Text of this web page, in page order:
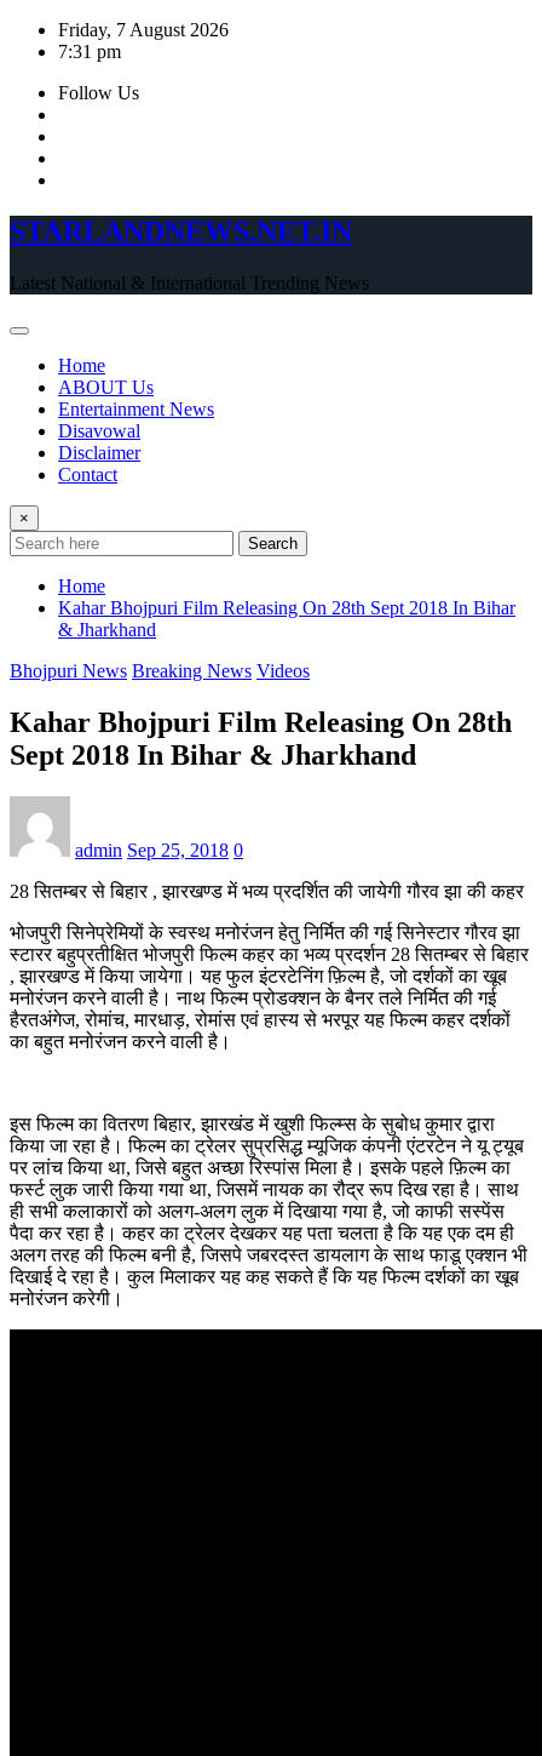
Skip
Friday, 7 August 2026
7:31 pm
Follow Us
STARLANDNEWS.NET.IN
Latest National & International Trending News
Home
ABOUT Us
Entertainment News
Disavowal
Disclaimer
Contact
×
Search
Home
Kahar Bhojpuri Film Releasing On 28th Sept 2018 In Bihar
& Jharkhand
Bhojpuri News Breaking News Videos
Kahar Bhojpuri Film Releasing On 28th
Sept 2018 In Bihar & Jharkhand
admin Sep 25, 2018 0
28 सितम्बर से बिहार , झारखण्ड में भव्य प्रदर्शित की जायेगी गौरव झा की कहर
भोजपुरी सिनेप्रेमियों के स्वस्थ मनोरंजन हेतु निर्मित की गई सिनेस्टार गौरव झा
स्टारर बहुप्रतीक्षित भोजपुरी फिल्म कहर का भव्य प्रदर्शन 28 सितम्बर से बिहार
, झारखण्ड में किया जायेगा। यह फुल इंटरटेनिंग फ़िल्म है, जो दर्शकों का खूब
मनोरंजन करने वाली है। नाथ फिल्म प्रोडक्शन के बैनर तले निर्मित की गई
हैरतअंगेज, रोमांच, मारधाड़, रोमांस एवं हास्य से भरपूर यह फिल्म कहर दर्शकों
का बहुत मनोरंजन करने वाली है।
इस फिल्म का वितरण बिहार, झारखंड में खुशी फिल्म्स के सुबोध कुमार द्वारा
किया जा रहा है। फिल्म का ट्रेलर सुप्रसिद्ध म्यूजिक कंपनी एंटरटेन ने यू ट्यूब
पर लांच किया था, जिसे बहुत अच्छा रिस्पांस मिला है। इसके पहले फ़िल्म का
फर्स्ट लुक जारी किया गया था, जिसमें नायक का रौद्र रूप दिख रहा है। साथ
ही सभी कलाकारों को अलग-अलग लुक में दिखाया गया है, जो काफी सस्पेंस
पैदा कर रहा है। कहर का ट्रेलर देखकर यह पता चलता है कि यह एक दम ही
अलग तरह की फिल्म बनी है, जिसपे जबरदस्त डायलाग के साथ फाडू एक्शन भी
दिखाई दे रहा है। कुल मिलाकर यह कह सकते हैं कि यह फिल्म दर्शकों का खूब
मनोरंजन करेगी।